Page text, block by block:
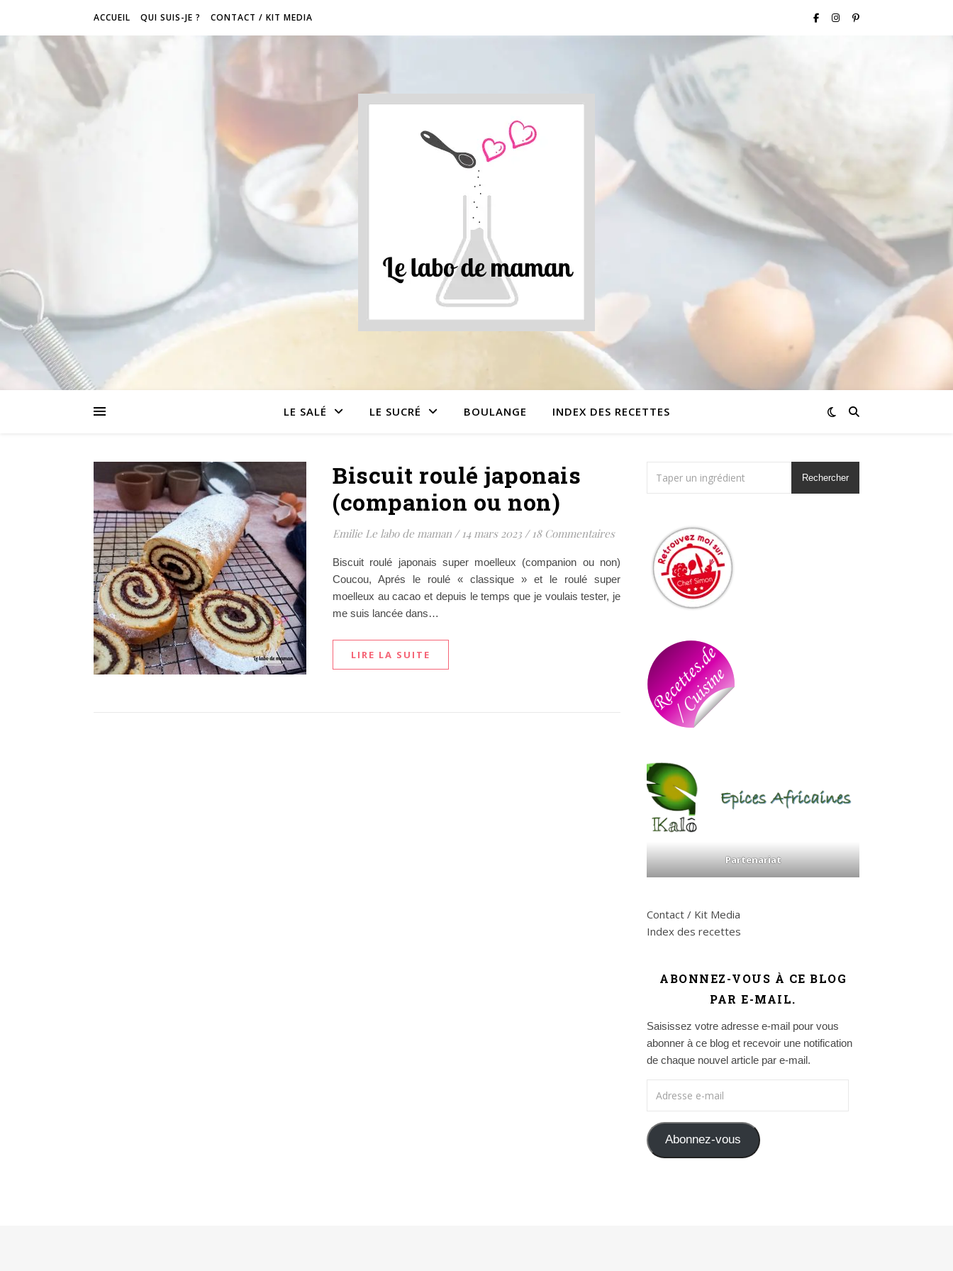
ACCUEIL QUI SUIS-JE ? CONTACT / KIT MEDIA
LE SALÉ LE SUCRÉ BOULANGE INDEX DES RECETTES
Biscuit roulé japonais
(companion ou non)
Emilie Le labo de maman / 14 mars 2023 / 18 Commentaires
Biscuit roulé japonais super moelleux (companion ou non)
Coucou, Aprés le roulé « classique » et le roulé super
moelleux au cacao et depuis le temps que je voulais tester, je
me suis lancée dans…
LIRE LA SUITE
Rechercher
Partenariat
Contact / Kit Media
Index des recettes
ABONNEZ-VOUS À CE BLOG
PAR E-MAIL.
Saisissez votre adresse e-mail pour vous
abonner à ce blog et recevoir une notification
de chaque nouvel article par e-mail.
Abonnez-vous